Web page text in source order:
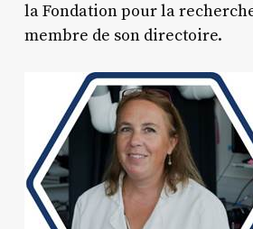
la Fondation pour la
membre de son directoire.